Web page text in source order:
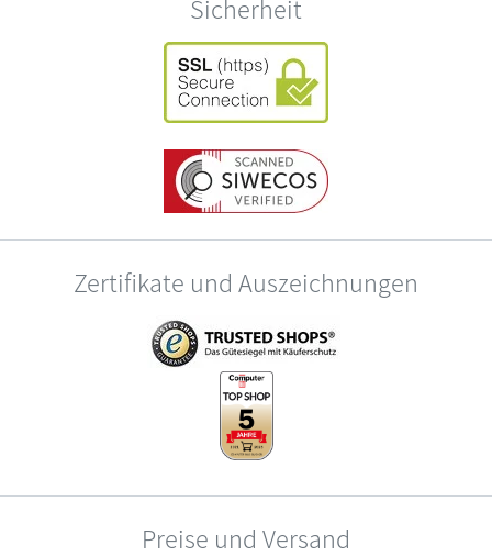
Sicherheit
Zertifikate und Auszeichnungen
Preise und Versand